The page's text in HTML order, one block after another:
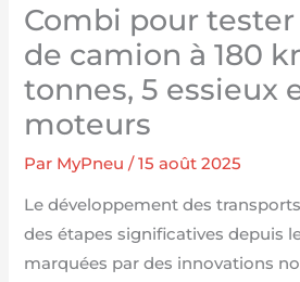
Combi pour
de camion à 180
tonnes, 5 essieux
moteurs
Par MyPneu/15 août 2025
Le développement des
des étapes significatives depuis
marquées par des innovations